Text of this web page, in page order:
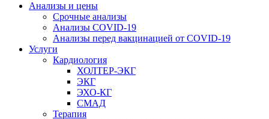
Анализы и цены
Срочные анализы
Анализы COVID-19
Анализы перед вакцинацией от COVID-19
Услуги
Кардиология
ХОЛТЕР-ЭКГ
ЭКГ
ЭХО-КГ
СМАД
Терапия